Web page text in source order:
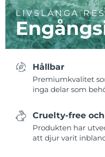
LIVSLÅNGA
Hållbar
Premiumkvalitet
inga delar som
Cruelty-free
Produkten har
att djur varit